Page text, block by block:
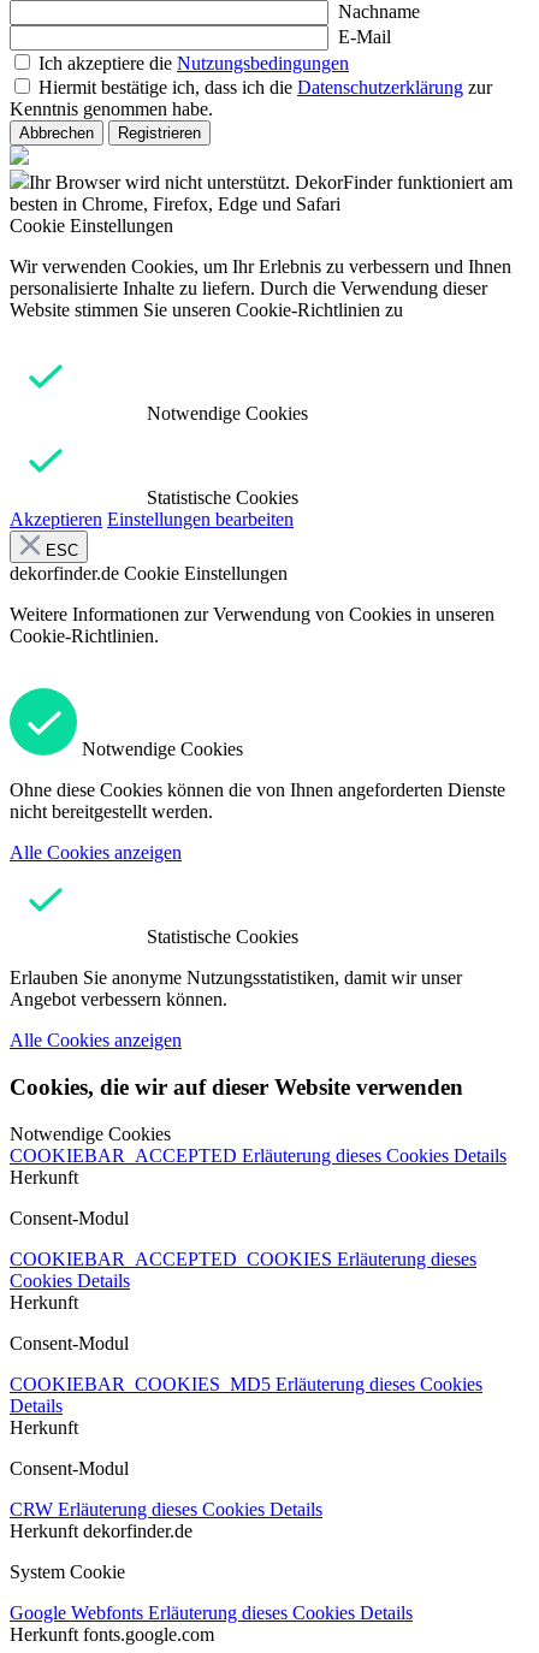
Nachname
E-Mail
Ich akzeptiere die Nutzungsbedingungen
Hiermit bestätige ich, dass ich die Datenschutzerklärung zur
Kenntnis genommen habe.
Abbrechen Registrieren
Ihr Browser wird nicht unterstützt. DekorFinder funktioniert am
besten in Chrome, Firefox, Edge und Safari
Cookie Einstellungen
Wir verwenden Cookies, um Ihr Erlebnis zu verbessern und Ihnen
personalisierte Inhalte zu liefern. Durch die Verwendung dieser
Website stimmen Sie unseren Cookie-Richtlinien zu
Notwendige Cookies
Statistische Cookies
Akzeptieren Einstellungen bearbeiten
ESC
dekorfinder.de Cookie Einstellungen
Weitere Informationen zur Verwendung von Cookies in unseren
Cookie-Richtlinien.
Notwendige Cookies
Ohne diese Cookies können die von Ihnen angeforderten Dienste
nicht bereitgestellt werden.
Alle Cookies anzeigen
Statistische Cookies
Erlauben Sie anonyme Nutzungsstatistiken, damit wir unser
Angebot verbessern können.
Alle Cookies anzeigen
Cookies, die wir auf dieser Website verwenden
Notwendige Cookies
COOKIEBAR_ACCEPTED Erläuterung dieses Cookies Details
Herkunft
Consent-Modul
COOKIEBAR_ACCEPTED_COOKIES Erläuterung dieses
Cookies Details
Herkunft
Consent-Modul
COOKIEBAR_COOKIES_MD5 Erläuterung dieses Cookies
Details
Herkunft
Consent-Modul
CRW Erläuterung dieses Cookies Details
Herkunft dekorfinder.de
System Cookie
Google Webfonts Erläuterung dieses Cookies Details
Herkunft fonts.google.com